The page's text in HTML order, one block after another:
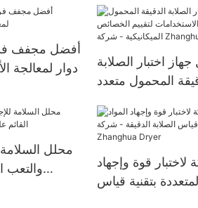
أفضل مجفف
دوار لمعالجة
اختبار الصلابة
المحمول متعدد
الميكانيكية - شركة Zhanghua
Dryer
محلل السلامة
والتعب
قوة وإجهاد
بتقنية قياس